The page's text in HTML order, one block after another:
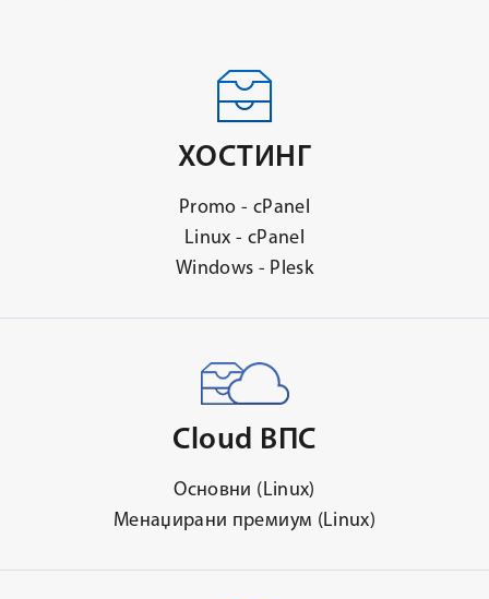
ХОСТИНГ
Promo - cPanel
Linux - cPanel
Windows - Plesk
Cloud ВПС
Основни (Linux)
Менаџирани премиум (Linux)